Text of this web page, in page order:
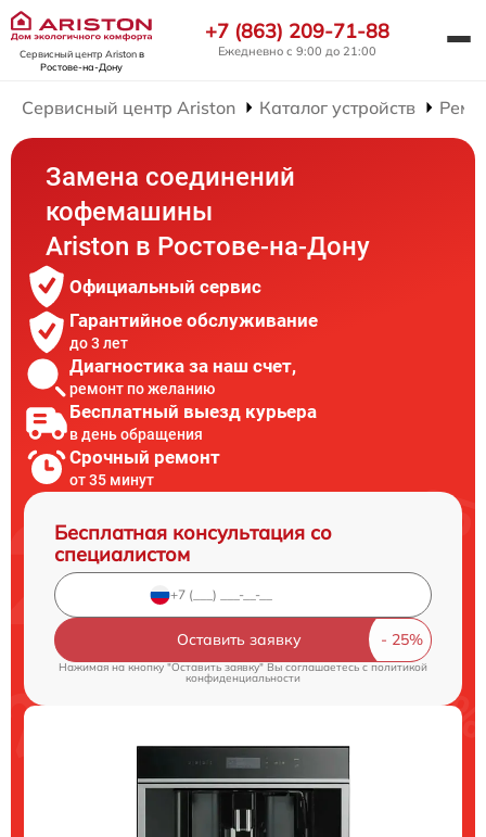
Сервисный центр Aristonв
Ростове-на-Дону
+7 (863) 209-71-88
Ежедневно с 9:00 до 21:00
Сервисный центр Ariston Каталог устройств
Замена соединений
кофемашины
Ariston в Ростове-на-Дону
Официальный сервис
Гарантийное обслуживание
до 3 лет
Диагностика за наш счет,
ремонт по желанию
Бесплатный выезд курьера
в день обращения
Срочный ремонт
от 35 минут
Бесплатная консультация со
специалистом
Оставить заявку
Нажимая на кнопку "Оставить заявку" Вы соглашаетесь cполитикой
конфиденциальности